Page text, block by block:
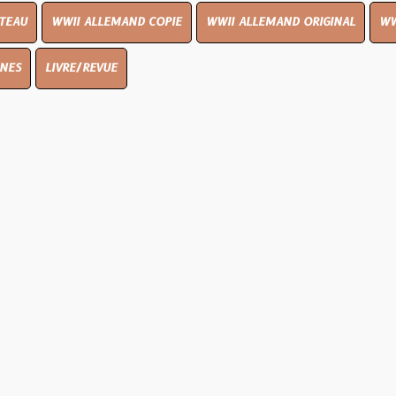
ALLEMAND COPIE WWII ALLEMAND ORIGINAL WWII UK